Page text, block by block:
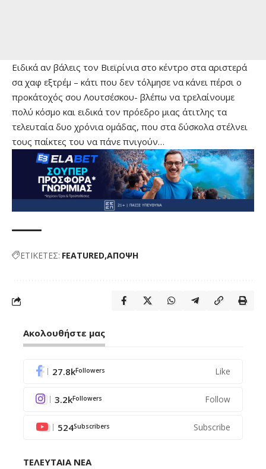
Ειδικά αν βάλεις τον Βιεϊρίνια στο κέντρο στα αριστερά
σα χαφ εξτρέμ – κάτι που δεν τόλμησε να κάνει πέρσι ο
προκάτοχός σου Λουτσέσκου- βλέπω να τρελαίνουμε
πολύ κόσμο και ειδικά τον πρόεδρο μιας άτιτλης τα
τελευταία δυο χρόνια ομάδας, που στα δύσκολα στέλνει
τους παίκτες του να πάνε πνιγούν…
ΕΤΙΚΕΤΕΣ: FEATURED ΑΠΟΨΗ
Ακολουθήστε μας
27.8kFollowers Like
3.2kFollowers Follow
524Subscribers Subscribe
ΤΕΛΕΥΤΑΙΑ ΝΕΑ